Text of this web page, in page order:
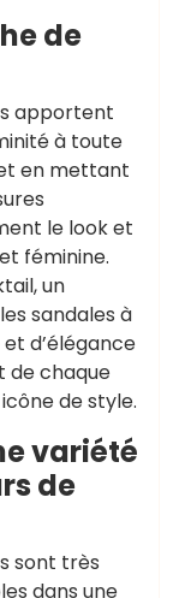
de
apportent
à toute
en mettant
le look et
féminine.
un
sandales à
d’élégance
de chaque
de style.
variété
de
sont très
dans une